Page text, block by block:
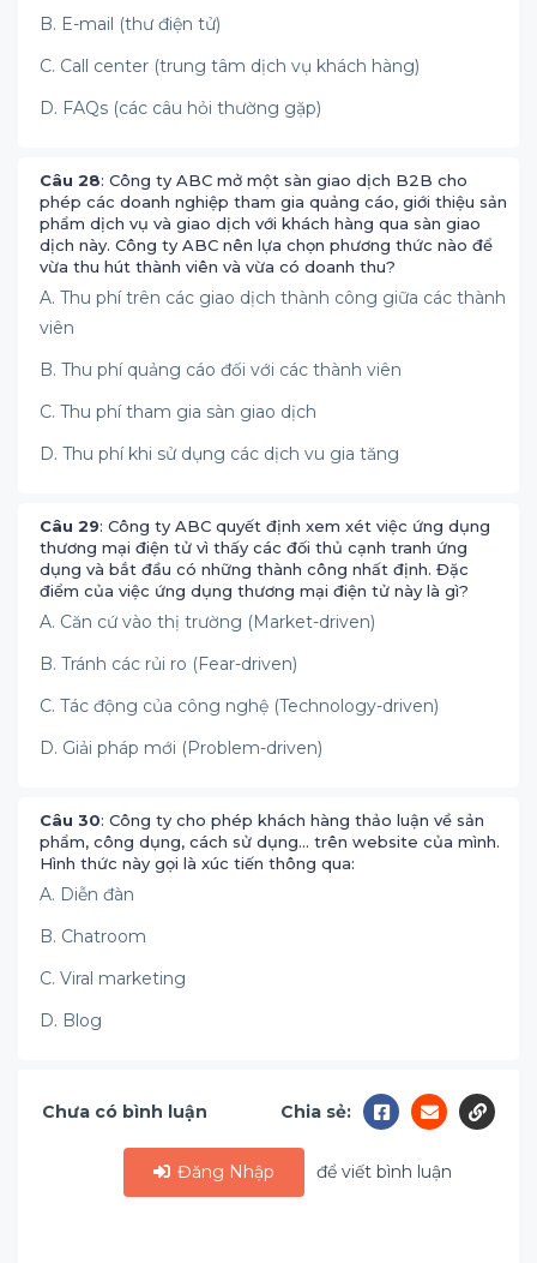
B. E-mail (thư điện tử)
C. Call center (trung tâm dịch vụ khách hàng)
D. FAQs (các câu hỏi thường gặp)
Câu 28: Công ty ABC mở một sàn giao dịch B2B cho
phép các doanh nghiệp tham gia quảng cáo, giới thiệu sản
phẩm dịch vụ và giao dịch với khách hàng qua sàn giao
dịch này. Công ty ABC nên lựa chọn phương thức nào để
vừa thu hút thành viên và vừa có doanh thu?
A. Thu phí trên các giao dịch thành công giữa các thành
viên
B. Thu phí quảng cáo đối với các thành viên
C. Thu phí tham gia sàn giao dịch
D. Thu phí khi sử dụng các dịch vu gia tăng
Câu 29: Công ty ABC quyết định xem xét việc ứng dụng
thương mại điện tử vì thấy các đối thủ cạnh tranh ứng
dụng và bắt đầu có những thành công nhất định. Đặc
điểm của việc ứng dụng thương mại điện tử này là gì?
A. Căn cứ vào thị trường (Market-driven)
B. Tránh các rủi ro (Fear-driven)
C. Tác động của công nghệ (Technology-driven)
D. Giải pháp mới (Problem-driven)
Câu 30: Công ty cho phép khách hàng thảo luận về sản
phẩm, công dụng, cách sử dụng… trên website của mình.
Hình thức này gọi là xúc tiến thông qua:
A. Diễn đàn
B. Chatroom
C. Viral marketing
D. Blog
Chưa có bình luận Chia sẻ:
Đăng Nhập để viết bình luận